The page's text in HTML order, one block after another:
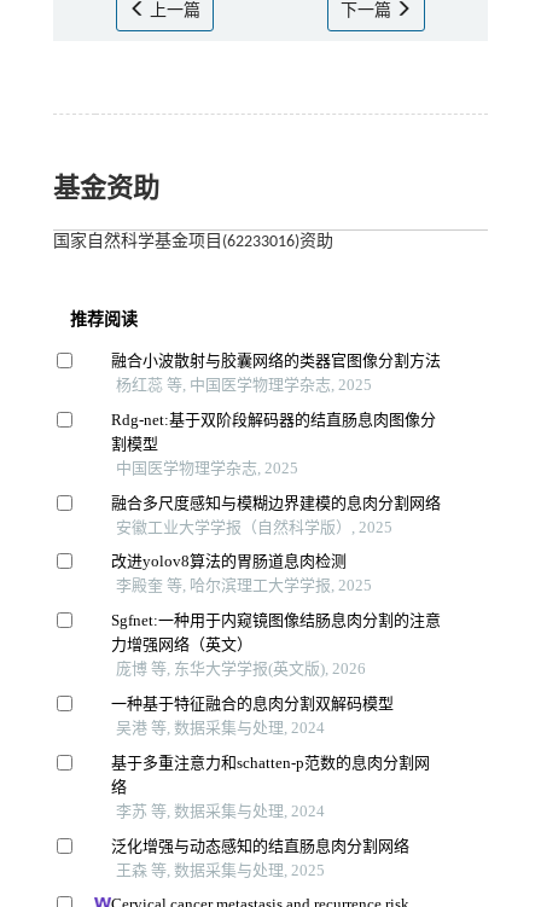
上一篇 下一篇
基金资助
国家自然科学基金项目(62233016)资助